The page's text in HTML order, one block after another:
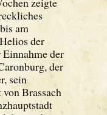
am
der
der
der
sein
Brassach